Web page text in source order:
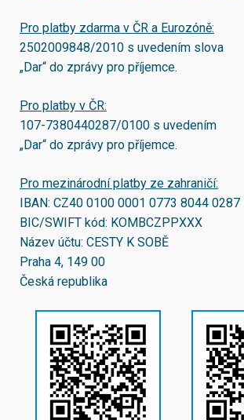
Pro platby zdarma v ČR a Eurozóně:
2502009848/2010 s uvedením slova
„Dar“ do zprávy pro příjemce.
Pro platby v ČR:
107-7380440287/0100 s uvedením
„Dar“ do zprávy pro příjemce.
Pro mezinárodní platby ze zahraničí:
IBAN: CZ40 0100 0001 0773 8044 0287
BIC/SWIFT kód: KOMBCZPPXXX
Název účtu: CESTY K SOBĚ
Praha 4, 149 00
Česká republika